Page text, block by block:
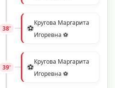
⚽Кругова Маргарита
Игоревна ⚽
38'
⚽Кругова Маргарита
Игоревна ⚽
39'